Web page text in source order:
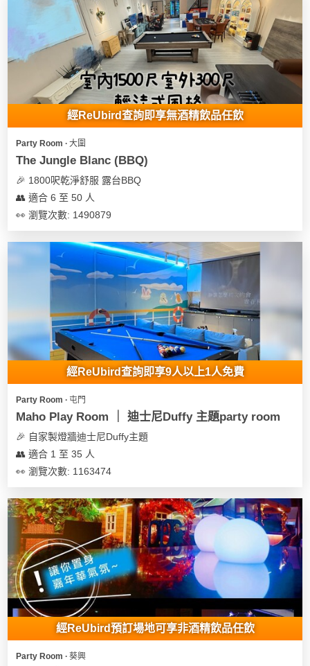
經ReUbird查詢即享無酒精飲品任飲
Party Room ∙ 大圍
The Jungle Blanc (BBQ)
🎉 1800呎乾淨舒服 露台BBQ
👥 適合 6 至 50 人
👀 瀏覽次數: 1490879
經ReUbird查詢即享9人以上1人免費
Party Room ∙ 屯門
Maho Play Room ｜ 迪士尼Duffy 主題party room
🎉 自家製燈牆迪士尼Duffy主題
👥 適合 1 至 35 人
👀 瀏覽次數: 1163474
經ReUbird預訂場地可享非酒精飲品任飲
Party Room ∙ 葵興